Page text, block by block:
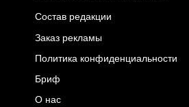
Состав редакции
Заказ рекламы
Политика конфиденциальности
Бриф
О нас